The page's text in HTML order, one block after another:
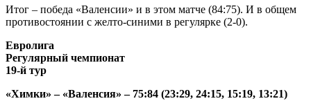
Итог – победа «Валенсии» и в этом матче (84:75). И в общем
противостоянии с желто-синими в регулярке (2-0).
Евролига
Регулярный чемпионат
19-й тур
«Химки» – «Валенсия» – 75:84 (23:29, 24:15, 15:19, 13:21)